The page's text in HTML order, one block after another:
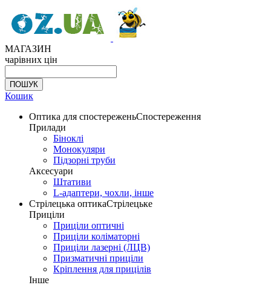
МАГАЗИН
чарівних цін
Кошик
Оптика для спостереженьСпостереження
Прилади
Біноклі
Монокуляри
Підзорні труби
Аксесуари
Штативи
L-адаптери, чохли, інше
Стрілецька оптикаСтрілецьке
Приціли
Приціли оптичні
Приціли коліматорні
Приціли лазерні (ЛЦВ)
Призматичні приціли
Кріплення для прицілів
Інше